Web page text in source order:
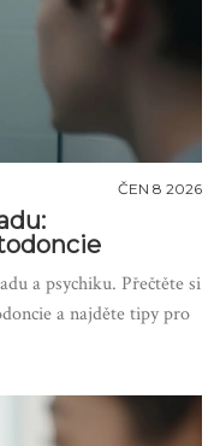
ČEN 8 2026
a psychiku. Přečtěte si
a najděte tipy pro